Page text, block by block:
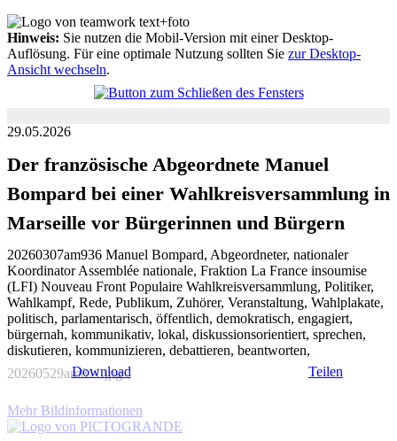
Hinweis: Sie nutzen die Mobil-Version mit einer Desktop-
Auflösung. Für eine optimale Nutzung sollten Sie zur Desktop-
Ansicht wechseln.
Download Teilen
29.05.2026
Der französische Abgeordnete Manuel
Bompard bei einer Wahlkreisversammlung in
Marseille vor Bürgerinnen und Bürgern
20260307am936 Manuel Bompard, Abgeordneter, nationaler
Koordinator Assemblée nationale, Fraktion La France insoumise
(LFI) Nouveau Front Populaire Wahlkreisversammlung, Politiker,
Wahlkampf, Rede, Publikum, Zuhörer, Veranstaltung, Wahlplakate,
politisch, parlamentarisch, öffentlich, demokratisch, engagiert,
bürgernah, kommunikativ, lokal, diskussionsorientiert, sprechen,
diskutieren, kommunizieren, debattieren, beantworten,
20260529am811.jpg
Mehr Bildinformationen